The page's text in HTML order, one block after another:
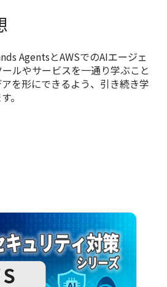
AgentsとAWSでのAIエージェ
ルやサービスを一通り学ぶこと
を形にできるよう、引き続き学
。